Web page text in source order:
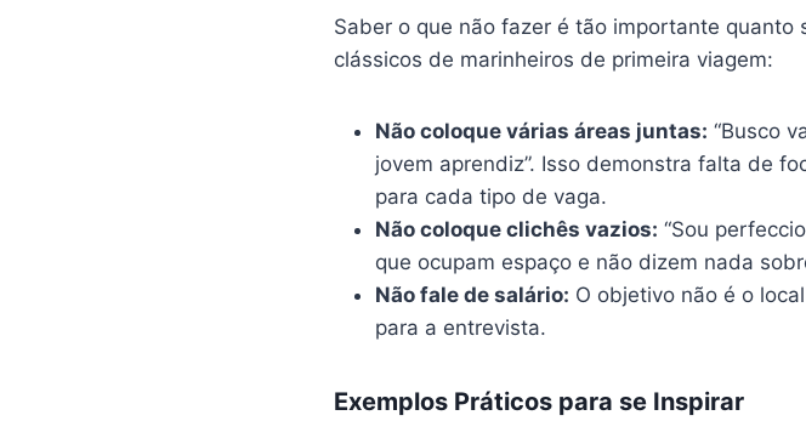
Saber o que não fazer é tão importante quanto
clássicos de marinheiros de primeira viagem:
Não coloque várias áreas juntas: “Busco
jovem aprendiz”. Isso demonstra falta de
para cada tipo de vaga.
Não coloque clichês vazios: “Sou
que ocupam espaço e não dizem nada
Não fale de salário: O objetivo não é o
para a entrevista.
Exemplos Práticos para se Inspirar